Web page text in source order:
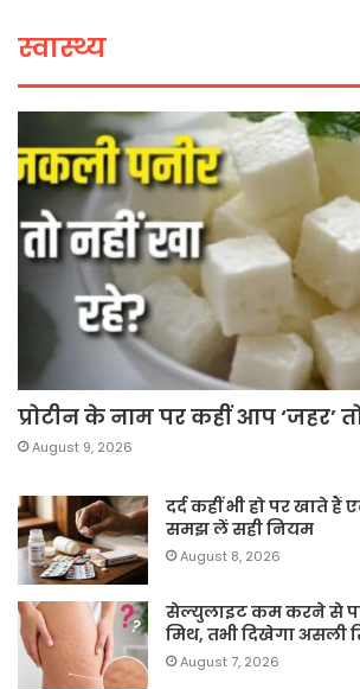
स्वास्थ्य
प्रोटीन के नाम पर कहीं आप ‘जहर’
August 9, 2026
दर्द कहीं भी हो पर खाते
समझ लें सही नियम
August 8, 2026
सेल्युलाइट कम करने से
मिथ, तभी दिखेगा असली
August 7, 2026